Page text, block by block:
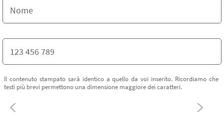
Il contenuto stampato sarà identico a quello da voi inserito. Ricordiamo che
testi più brevi permettono una dimensione maggiore dei caratteri.